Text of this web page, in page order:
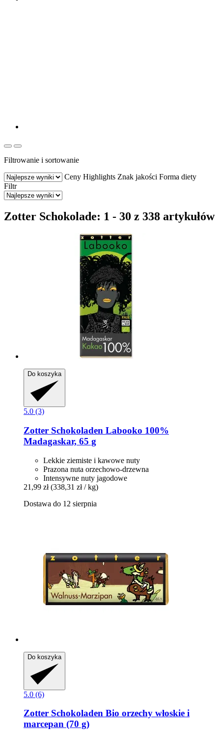
Filtrowanie i sortowanie
Ceny Highlights Znak jakości Forma diety
Filtr
Zotter Schokolade: 1 - 30 z 338 artykułów
Do koszyka
5.0 (3)
Zotter Schokoladen Labooko 100%
Madagaskar, 65 g
Lekkie ziemiste i kawowe nuty
Prazona nuta orzechowo-drzewna
Intensywne nuty jagodowe
21,99 zł (338,31 zł / kg)
Dostawa do 12 sierpnia
Do koszyka
5.0 (6)
Zotter Schokoladen Bio orzechy włoskie i
marcepan (70 g)